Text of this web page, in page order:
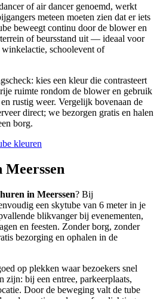
of air dancer genoemd, werkt
meteen moeten zien dat er iets
beweegt continu door de blower en
of beursstand uit — ideaal voor
schoolevent of
kies een kleur die contrasteert
ruimte rondom de blower en gebruik
rustig weer. Vergelijk bovenaan de
direct; we bezorgen gratis en halen
borg.
kleuren
Meerssen
in Meerssen? Bij
een skytube van 6 meter in je
blikvanger bij evenementen,
en feesten. Zonder borg, zonder
bezorging en ophalen in de
op plekken waar bezoekers snel
zijn: bij een entree, parkeerplaats,
Door de beweging valt de tube